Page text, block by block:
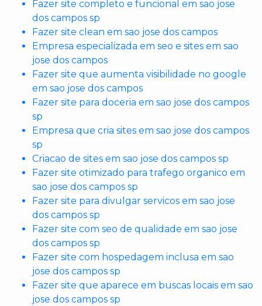
Fazer site completo e funcional em sao jose
dos campos sp
Fazer site clean em sao jose dos campos
Empresa especializada em seo e sites em sao
jose dos campos
Fazer site que aumenta visibilidade no google
em sao jose dos campos
Fazer site para doceria em sao jose dos campos
sp
Empresa que cria sites em sao jose dos campos
sp
Criacao de sites em sao jose dos campos sp
Fazer site otimizado para trafego organico em
sao jose dos campos sp
Fazer site para divulgar servicos em sao jose
dos campos sp
Fazer site com seo de qualidade em sao jose
dos campos sp
Fazer site com hospedagem inclusa em sao
jose dos campos sp
Fazer site que aparece em buscas locais em sao
jose dos campos sp